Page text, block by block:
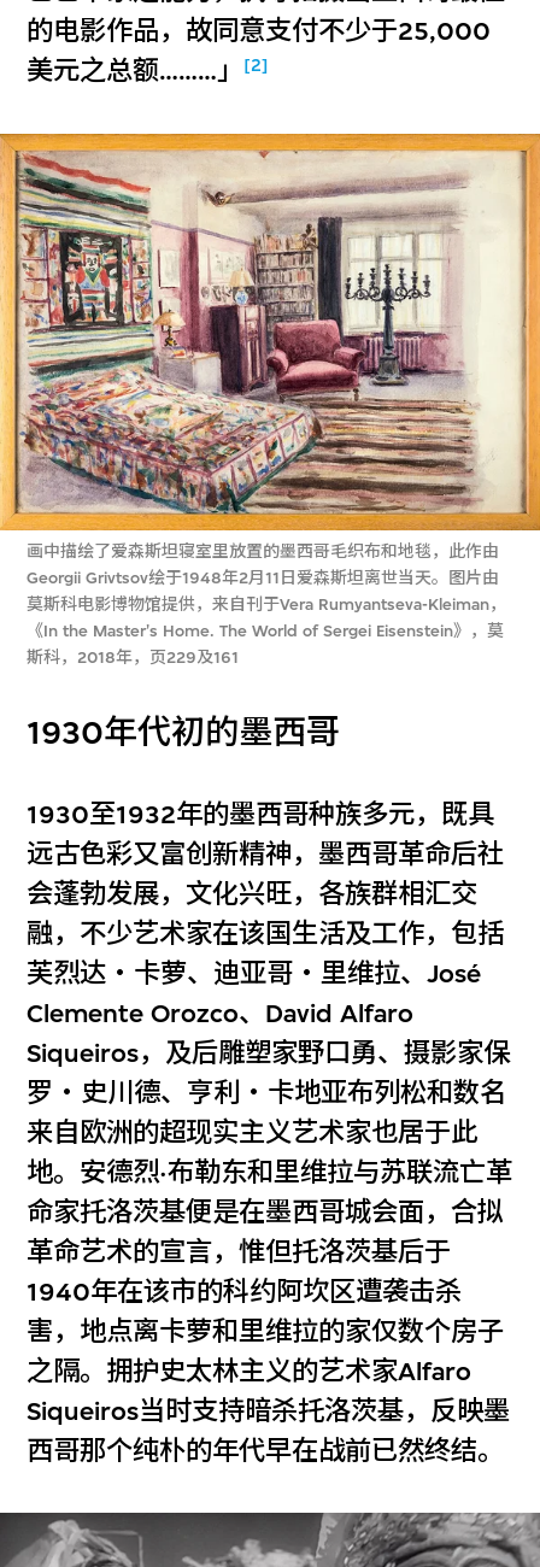
的电影作品，故同意支付不少于25,000
美元之总额………」
[2]
画中描绘了爱森斯坦寝室里放置的墨西哥毛织布和地毯，此作由
Georgii Grivtsov绘于1948年2月11日爱森斯坦离世当天。图片由
莫斯科电影博物馆提供，来自刊于Vera Rumyantseva-Kleiman，
《In the Master's Home. The World of Sergei Eisenstein》，莫
斯科，2018年，页229及161
1930年代初的墨西哥
1930至1932年的墨西哥种族多元，既具
远古色彩又富创新精神，墨西哥革命后社
会蓬勃发展，文化兴旺，各族群相汇交
融，不少艺术家在该国生活及工作，包括
芙烈达‧卡萝、迪亚哥‧里维拉、José
Clemente Orozco、David Alfaro
Siqueiros，及后雕塑家野口勇、摄影家保
罗‧史川德、亨利‧卡地亚布列松和数名
来自欧洲的超现实主义艺术家也居于此
地。安德烈·布勒东和里维拉与苏联流亡革
命家托洛茨基便是在墨西哥城会面，合拟
革命艺术的宣言，惟但托洛茨基后于
1940年在该市的科约阿坎区遭袭击杀
害，地点离卡萝和里维拉的家仅数个房子
之隔。拥护史太林主义的艺术家Alfaro
Siqueiros当时支持暗杀托洛茨基，反映墨
西哥那个纯朴的年代早在战前已然终结。